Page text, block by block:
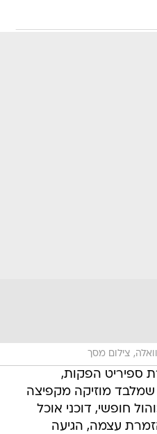
צילום מסך
ספיריט הפקות,
ביטוח, שמלבד מוזיקה מקפיצה
חופשי, דוכני אוכל
עצמה, הגיעה